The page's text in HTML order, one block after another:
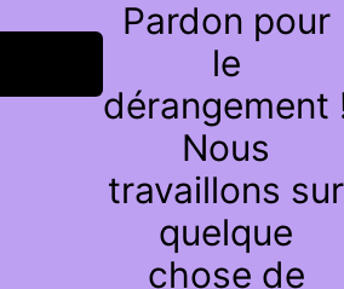
Pardon pour
le
dérangement
Nous
travaillons sur
quelque
chose de